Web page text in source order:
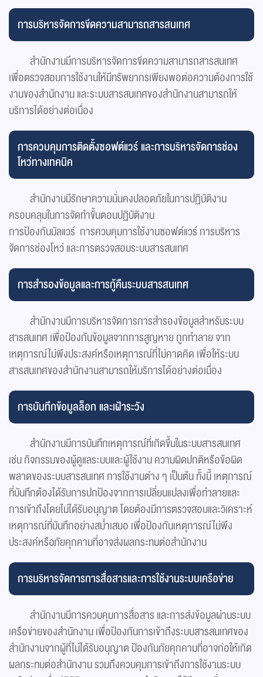
การบริหารจัดการขีดความสามารถสารสนเทศ
สำนักงานมีการบริหารจัดการขีดความสามารถสารสนเทศ
เพื่อตรวจสอบการใช้งานให้มีทรัพยากรเพียงพอต่อความต้องการใช้
งานของสำนักงาน และระบบสารสนเทศของสำนักงานสามารถให้
บริการได้อย่างต่อเนื่อง
การควบคุมการติดตั้งซอฟต์แวร์ และการบริหารจัดการช่อง
โหว่ทางเทคนิค
สำนักงานมีรักษาความมั่นคงปลอดภัยในการปฏิบัติงาน
ครอบคลุมในการจัดทำขั้นตอนปฏิบัติงาน
การป้องกันมัลแวร์ การควบคุมการใช้งานซอฟต์แวร์ การบริหาร
จัดการช่องโหว่ และการตรวจสอบระบบสารสนเทศ
การสำรองข้อมูลและการกู้คืนระบบสารสนเทศ
สำนักงานมีการบริหารจัดการการสำรองข้อมูลสำหรับระบบ
สารสนเทศ เพื่อป้องกันข้อมูลจากการสูญหาย ถูกทำลาย จาก
เหตุการณ์ไม่พึงประสงค์หรือเหตุการณ์ที่ไม่คาดคิด เพื่อให้ระบบ
สารสนเทศของสำนักงานสามารถให้บริการได้อย่างต่อเนื่อง
การบันทึกข้อมูลล็อก และเฝ้าระวัง
สำนักงานมีการบันทึกเหตุการณ์ที่เกิดขึ้นในระบบสารสนเทศ
เช่น กิจกรรมของผู้ดูแลระบบและผู้ใช้งาน ความผิดปกติหรือข้อผิด
พลาดของระบบสารสนเทศ การใช้งานต่าง ๆ เป็นต้น ทั้งนี้ เหตุการณ์
ที่บันทึกต้องได้รับการปกป้องจากการเปลี่ยนแปลงเพื่อทำลายและ
การเข้าถึงโดยไม่ได้รับอนุญาต โดยต้องมีการตรวจสอบและวิเคราะห์
เหตุการณ์ที่บันทึกอย่างสม่ำเสมอ เพื่อป้องกันเหตุการณ์ไม่พึง
ประสงค์หรือภัยคุกคามที่อาจส่งผลกระทบต่อสำนักงาน
การบริหารจัดการการสื่อสารและการใช้งานระบบเครือข่าย
สำนักงานมีการควบคุมการสื่อสาร และการส่งข้อมูลผ่านระบบ
เครือข่ายของสำนักงาน เพื่อป้องกันการเข้าถึงระบบสารสนเทศของ
สำนักงานจากผู้ที่ไม่ได้รับอนุญาต ป้องกันภัยคุกคามที่อาจก่อให้เกิด
ผลกระทบต่อสำนักงาน รวมถึงควบคุมการเข้าถึงการใช้งานระบบ